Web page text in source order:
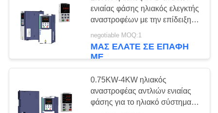
ενιαίας φάσης ηλιακός ελεγκτής
αναστροφέων με την επίδειξη
LCD
negotiable MOQ:1
ΜΑΣ ΕΛΆΤΕ ΣΕ ΕΠΑΦΉ
ΜΕ
0.75KW-4KW ηλιακός
αναστροφέας αντλιών ενιαίας
φάσης για το ηλιακό σύστημα